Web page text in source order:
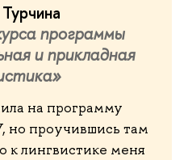
программы
и прикладная
на программу
но проучившись там
к лингвистике меня